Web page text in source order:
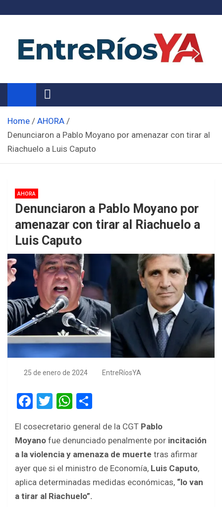
Noticias de Entre Ríos
Información de toda la provincia ahora
Home
AHORA
Denunciaron a Pablo Moyano por amenazar con tirar al
Riachuelo a Luis Caputo
AHORA
Denunciaron a Pablo Moyano por
amenazar con tirar al Riachuelo a
Luis Caputo
25 de enero de 2024 EntreRíosYA
F
ce
b
o
o
k
T
tt
er
W
at
s
A
p
p
ar
e
El cosecretario general de la CGT Pablo
Moyano fue denunciado penalmente por incitación
a la violencia y amenaza de muerte tras afirmar
ayer que si el ministro de Economía, Luis Caputo,
aplica determinadas medidas económicas, “lo van
a tirar al Riachuelo”.